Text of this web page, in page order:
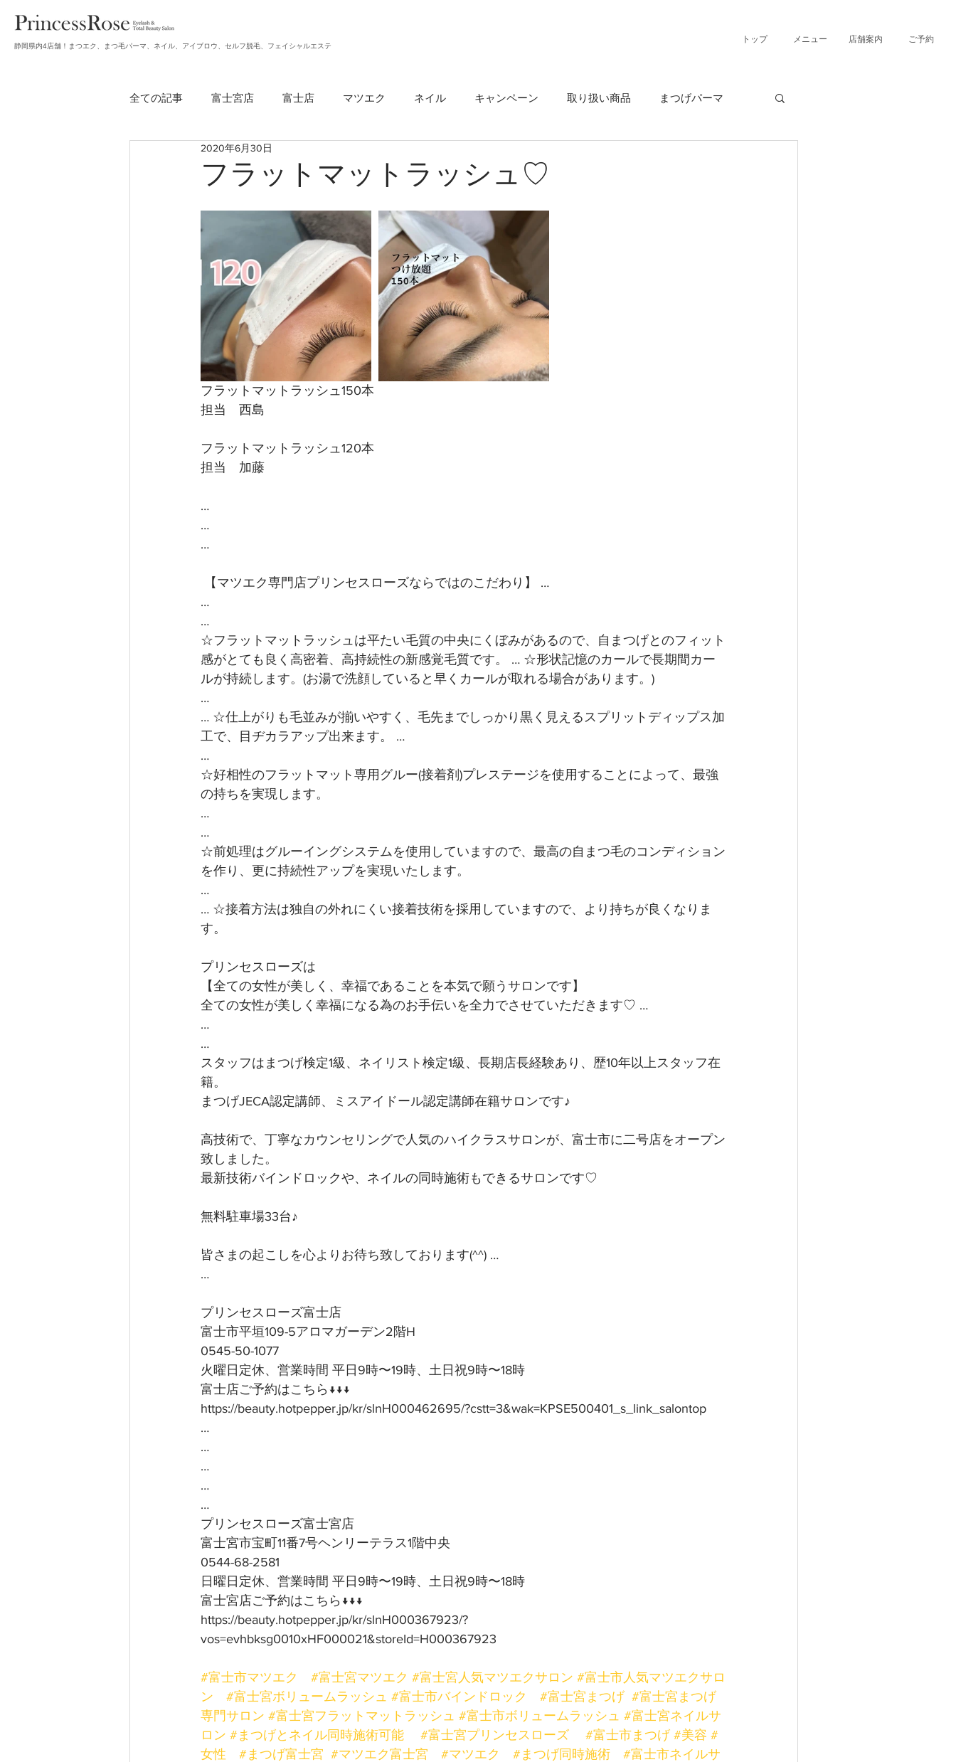
静岡県内4店舗！まつエク、まつ毛パーマ、ネイル、アイブロウ、セルフ脱毛、フェイシャルエステ
トップ メニュー 店舗案内 ご予約
全ての記事 富士宮店 富士店 マツエク ネイル キャンペーン 取り扱い商品 まつげパーマ
無題のカテゴリー
フラットマットラッシュ♡
2020年6月30日
フラットマットラッシュ150本
担当　西島
フラットマットラッシュ120本
担当　加藤
…
…
…
【マツエク専門店プリンセスローズならではのこだわり】 …
…
…
☆フラットマットラッシュは平たい毛質の中央にくぼみがあるので、自まつげとのフィット
感がとても良く高密着、高持続性の新感覚毛質です。 … ☆形状記憶のカールで長期間カー
ルが持続します。(お湯で洗顔していると早くカールが取れる場合があります。)
…
… ☆仕上がりも毛並みが揃いやすく、毛先までしっかり黒く見えるスプリットディップス加
工で、目ヂカラアップ出来ます。 …
…
☆好相性のフラットマット専用グルー(接着剤)プレステージを使用することによって、最強
の持ちを実現します。
…
…
☆前処理はグルーイングシステムを使用していますので、最高の自まつ毛のコンディション
を作り、更に持続性アップを実現いたします。
…
… ☆接着方法は独自の外れにくい接着技術を採用していますので、より持ちが良くなりま
す。
プリンセスローズは
【全ての女性が美しく、幸福であることを本気で願うサロンです】
全ての女性が美しく幸福になる為のお手伝いを全力でさせていただきます♡ …
…
…
スタッフはまつげ検定1級、ネイリスト検定1級、長期店長経験あり、歴10年以上スタッフ在
籍。
まつげJECA認定講師、ミスアイドール認定講師在籍サロンです♪
高技術で、丁寧なカウンセリングで人気のハイクラスサロンが、富士市に二号店をオープン
致しました。
最新技術バインドロックや、ネイルの同時施術もできるサロンです♡
無料駐車場33台♪
皆さまの起こしを心よりお待ち致しております(^^) …
…
プリンセスローズ富士店
富士市平垣109-5アロマガーデン2階H
0545-50-1077
火曜日定休、営業時間 平日9時〜19時、土日祝9時〜18時
富士店ご予約はこちら↓↓↓
https://beauty.hotpepper.jp/kr/slnH000462695/?cstt=3&wak=KPSE500401_s_link_salontop
…
…
…
…
…
プリンセスローズ富士宮店
富士宮市宝町11番7号ヘンリーテラス1階中央
0544-68-2581
日曜日定休、営業時間 平日9時〜19時、土日祝9時〜18時
富士宮店ご予約はこちら↓↓↓
https://beauty.hotpepper.jp/kr/slnH000367923/?
vos=evhbksg0010xHF000021&storeId=H000367923
#富士市マツエク #富士宮マツエク #富士宮人気マツエクサロン #富士市人気マツエクサロ
ン
#富士宮ボリュームラッシュ #富士市バインドロック #富士宮まつげ #富士宮まつげ
専門サロン #富士宮フラットマットラッシュ #富士市ボリュームラッシュ #富士宮ネイルサ
ロン #まつげとネイル同時施術可能 #富士宮プリンセスローズ #富士市まつげ #美容 #
女性
#まつげ富士宮 #マツエク富士宮 #マツエク #まつげ同時施術
#富士市ネイルサ